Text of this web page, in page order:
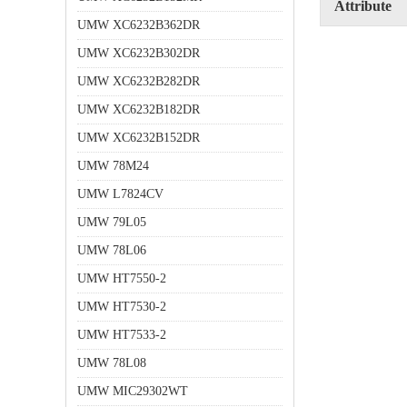
UMW XC6232B362DR
UMW XC6232B302DR
UMW XC6232B282DR
UMW XC6232B182DR
UMW XC6232B152DR
UMW 78M24
UMW L7824CV
UMW 79L05
UMW 78L06
UMW HT7550-2
UMW HT7530-2
UMW HT7533-2
UMW 78L08
UMW MIC29302WT
Attribute